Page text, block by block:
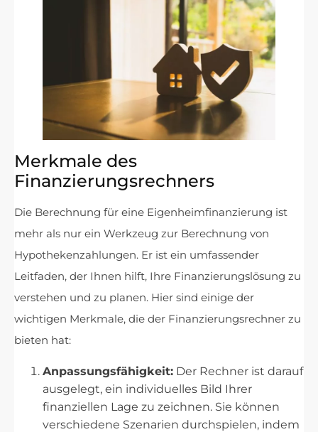
Merkmale des
Finanzierungsrechners
Die Berechnung für eine Eigenheimfinanzierung ist
mehr als nur ein Werkzeug zur Berechnung von
Hypothekenzahlungen. Er ist ein umfassender
Leitfaden, der Ihnen hilft, Ihre Finanzierungslösung zu
verstehen und zu planen. Hier sind einige der
wichtigen Merkmale, die der Finanzierungsrechner zu
bieten hat:
Anpassungsfähigkeit: Der Rechner ist darauf
ausgelegt, ein individuelles Bild Ihrer
finanziellen Lage zu zeichnen. Sie können
verschiedene Szenarien durchspielen, indem